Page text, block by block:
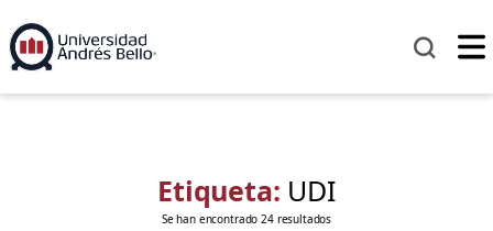
Etiqueta: UDI
Se han encontrado 24 resultados